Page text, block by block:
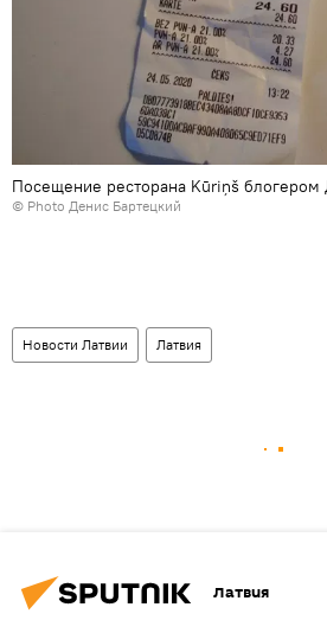
Посещение ресторана Kūriņš
© Photo Денис Бартецкий
Новости Латвии Латвия
Латвия